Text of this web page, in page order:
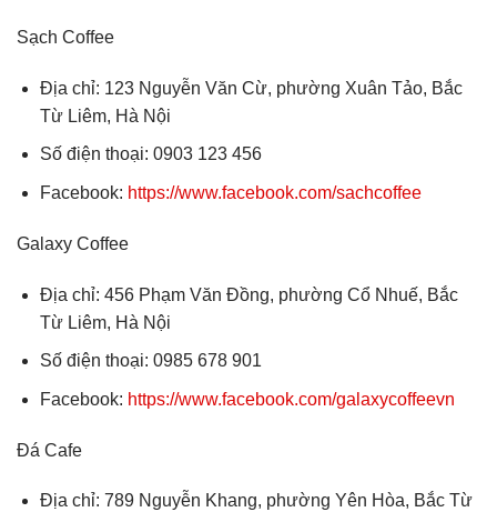
Sạch Coffee
Địa chỉ: 123 Nguyễn Văn Cừ, phường Xuân Tảo, Bắc
Từ Liêm, Hà Nội
Số điện thoại: 0903 123 456
Facebook: https://www.facebook.com/sachcoffee
Galaxy Coffee
Địa chỉ: 456 Phạm Văn Đồng, phường Cổ Nhuế, Bắc
Từ Liêm, Hà Nội
Số điện thoại: 0985 678 901
Facebook: https://www.facebook.com/galaxycoffeevn
Đá Cafe
Địa chỉ: 789 Nguyễn Khang, phường Yên Hòa, Bắc Từ